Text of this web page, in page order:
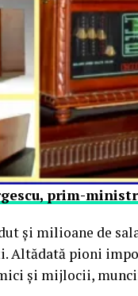
prim-
și milioane de
Altădată pioni
și mijlocii,